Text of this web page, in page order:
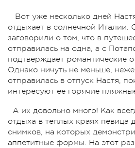
Вот уже несколько дней
отдыхает в солнечной Италии.
заговорили о том, что в
отправилась на одна, а с
подтверждает романтические
Однако ничуть не меньше,
отправилась в отпуск Настя,
интересуют ее горячие
А их довольно много! Как
отдыха в теплых краях певица
снимков, на которых
аппетитные формы. На этот